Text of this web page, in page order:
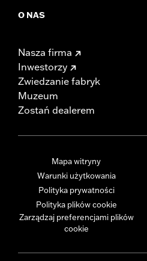
O NAS
Nasza firma
Inwestorzy
Zwiedzanie fabryk
Muzeum
Zostań dealerem
Mapa witryny
Warunki użytkowania
Polityka prywatności
Polityka plików cookie
Zarządzaj preferencjami plików
cookie